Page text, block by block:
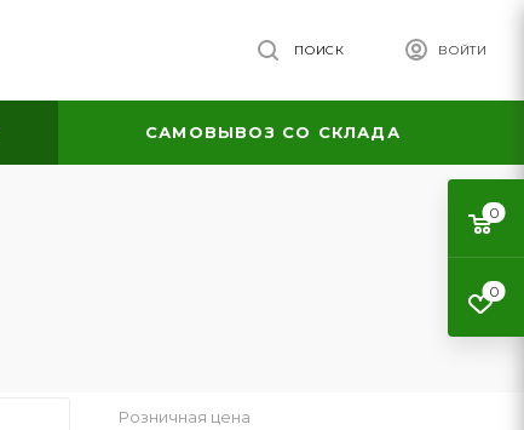
ВОЙТИ
ПОИСК
САМОВЫВОЗ СО СКЛАДА
Розничная цена
0
0